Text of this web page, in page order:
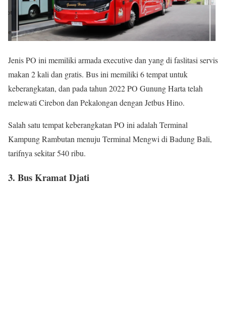
Jenis PO ini memiliki armada executive dan yang di faslitasi servis
makan 2 kali dan gratis. Bus ini memiliki 6 tempat untuk
keberangkatan, dan pada tahun 2022 PO Gunung Harta telah
melewati Cirebon dan Pekalongan dengan Jetbus Hino.
Salah satu tempat keberangkatan PO ini adalah Terminal
Kampung Rambutan menuju Terminal Mengwi di Badung Bali,
tarifnya sekitar 540 ribu.
3. Bus Kramat Djati